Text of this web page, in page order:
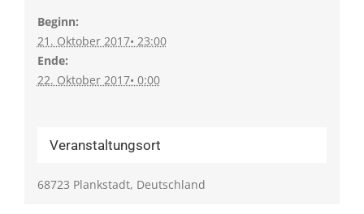
Beginn:
21. Oktober 2017• 23:00
Ende:
22. Oktober 2017• 0:00
Veranstaltungsort
68723 Plankstadt, Deutschland